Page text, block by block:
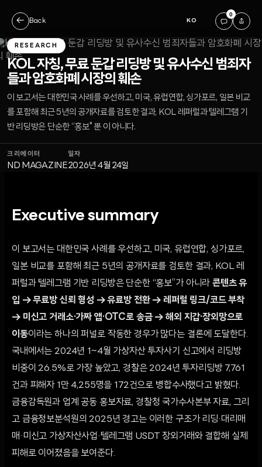
← Back KO
0
RESEARCH
KOL 자칭, 무료 둔갑 리딩방 및 유사수신 범죄자
들과 암호화폐 시장의 훼손
이 보고서는 대한민국 사례를 우선하고, 미국, 유럽연합, 싱가포르, 일본 비교
를 포함해 최근 5년의 공개자료를 검토한 결과, KOL 레퍼럴과 텔레그램 기
반 리딩방은 단순한 “홍보" 뿐 이 아니다.
크리에이터
ND MAGAZINE
일자
2026년 4월 24일
Executive summary
이 보고서는 대한민국 사례를 우선하고, 미국, 유럽연합, 싱가포르,
일본 비교를 포함해 최근 5년의 공개자료를 검토한 결과, KOL 레
퍼럴과 텔레그램 기반 리딩방은 단순한 “홍보”가 아니라콘텐츠 유
입 → 무료방 신뢰 형성 → 유료방 전환 → 레퍼럴 링크/코드 부착
→ 미신고 거래소·가짜 앱·OTC로 송금 → 해외 지갑·장외망으로
이동이라는 하나의 퍼널로 작동한 경우가 많다는 결론에 도달한다.
국내에서는 2024년 1~4월 가상자산 투자사기 신고에서 리딩방
비중이 26.5%로 가장 높았고, 경찰은 2024년 투자리딩방 7,761
건과 피해자 1만 4,255명을 172건으로 병합수사했다고 밝혔다.
금융감독원과 업계 공동 홍보자료, 경찰청 국가수사본부 자료, 그리
고 금융정보분석원의 2025년 경고는 이러한 구조가 리딩·대리매
매·미신고 가상자산사업·텔레그램 USDT 장외거래와 결합해 실제
피해로 이어졌음을 보여준다.